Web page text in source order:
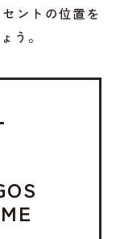
ントの位置を
う。